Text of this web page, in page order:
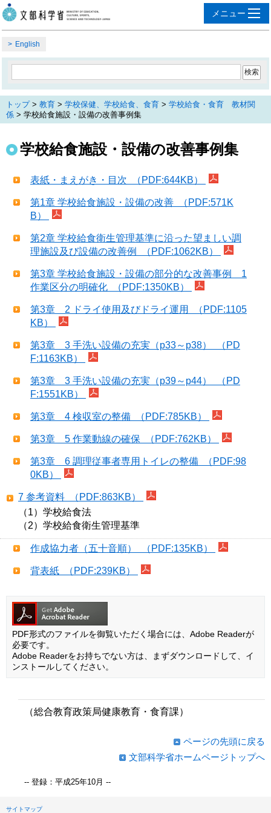
English
トップ> 教育 > 学校保健、学校給食、食育 > 学校給食・食育 教材関
係 > 学校給食施設・設備の改善事例集
学校給食施設・設備の改善事例集
表紙・まえがき・目次 （PDF:644KB）
第1章 学校給食施設・設備の改善 （PDF:571K
B）
第2章 学校給食衛生管理基準に沿った望ましい調
理施設及び設備の改善例 （PDF:1062KB）
第3章 学校給食施設・設備の部分的な改善事例 1
作業区分の明確化 （PDF:1350KB）
第3章 2 ドライ使用及びドライ運用 （PDF:1105
KB）
第3章 3 手洗い設備の充実（p33～p38） （PD
F:1163KB）
第3章 3 手洗い設備の充実（p39～p44） （PD
F:1551KB）
第3章 4 検収室の整備 （PDF:785KB）
第3章 5 作業動線の確保 （PDF:762KB）
第3章 6 調理従事者専用トイレの整備 （PDF:98
0KB）
7 参考資料 （PDF:863KB）
（1）学校給食法
（2）学校給食衛生管理基準
作成協力者（五十音順） （PDF:135KB）
背表紙 （PDF:239KB）
PDF形式のファイルを御覧いただく場合には、Adobe Readerが
必要です。
Adobe Readerをお持ちでない方は、まずダウンロードして、イ
ンストールしてください。
（総合教育政策局健康教育・食育課）
ページの先頭に戻る
文部科学省ホームページトップへ
-- 登録：平成25年10月 --
サイトマップ